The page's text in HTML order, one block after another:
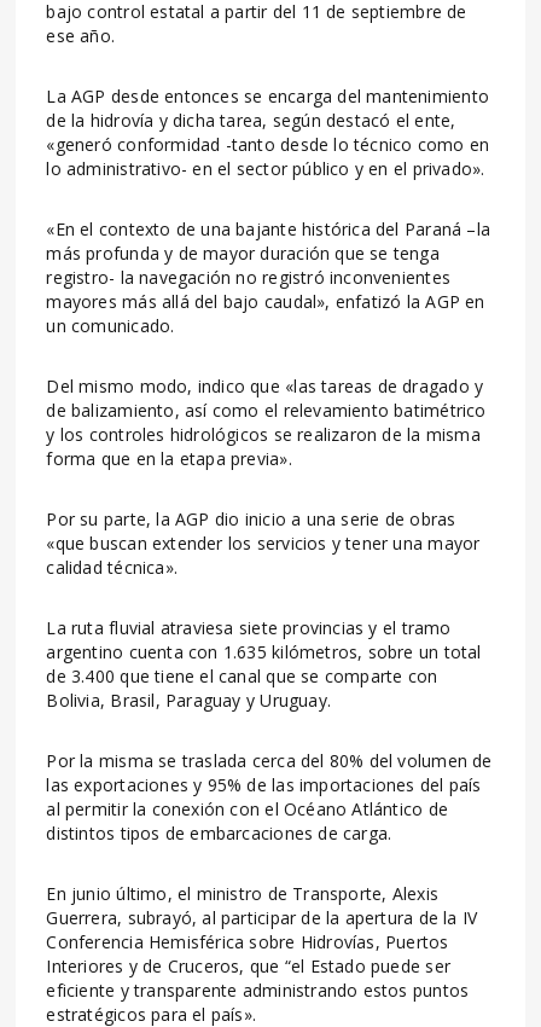
bajo control estatal a partir del 11 de septiembre de
ese año.
La AGP desde entonces se encarga del mantenimiento
de la hidrovía y dicha tarea, según destacó el ente,
«generó conformidad -tanto desde lo técnico como en
lo administrativo- en el sector público y en el privado».
«En el contexto de una bajante histórica del Paraná –la
más profunda y de mayor duración que se tenga
registro- la navegación no registró inconvenientes
mayores más allá del bajo caudal», enfatizó la AGP en
un comunicado.
Del mismo modo, indico que «las tareas de dragado y
de balizamiento, así como el relevamiento batimétrico
y los controles hidrológicos se realizaron de la misma
forma que en la etapa previa».
Por su parte, la AGP dio inicio a una serie de obras
«que buscan extender los servicios y tener una mayor
calidad técnica».
La ruta fluvial atraviesa siete provincias y el tramo
argentino cuenta con 1.635 kilómetros, sobre un total
de 3.400 que tiene el canal que se comparte con
Bolivia, Brasil, Paraguay y Uruguay.
Por la misma se traslada cerca del 80% del volumen de
las exportaciones y 95% de las importaciones del país
al permitir la conexión con el Océano Atlántico de
distintos tipos de embarcaciones de carga.
En junio último, el ministro de Transporte, Alexis
Guerrera, subrayó, al participar de la apertura de la IV
Conferencia Hemisférica sobre Hidrovías, Puertos
Interiores y de Cruceros, que “el Estado puede ser
eficiente y transparente administrando estos puntos
estratégicos para el país».